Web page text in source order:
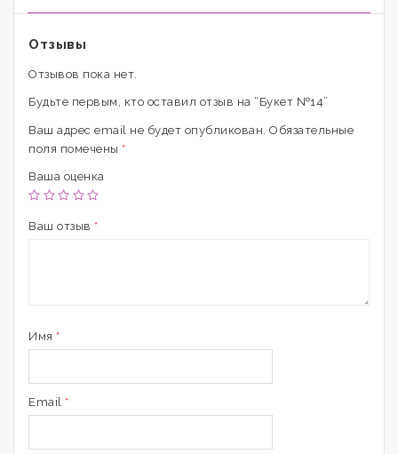
Отзывы
Отзывов пока нет.
Будьте первым, кто оставил отзыв на “Букет №14”
Ваш адрес email не будет опубликован. Обязательные
поля помечены *
Ваша оценка
Ваш отзыв *
Имя *
Email *